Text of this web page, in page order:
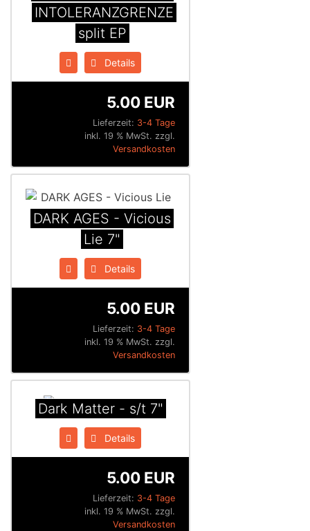
INTOLERANZGRENZE
split EP
Details
Lieferzeit: 3-4 Tage
5.00 EUR
inkl. 19 % MwSt. zzgl.
Versandkosten
DARK AGES - Vicious
Lie 7"
Details
Lieferzeit: 3-4 Tage
5.00 EUR
inkl. 19 % MwSt. zzgl.
Versandkosten
Dark Matter - s/t 7"
Details
Lieferzeit: 3-4 Tage
5.00 EUR
inkl. 19 % MwSt. zzgl.
Versandkosten